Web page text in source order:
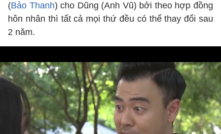
(Bảo Thanh) cho Dũng (Anh Vũ) bởi theo hợp đồng
hôn nhân thì tất cả mọi thứ đều có thể thay đổi sau
2 năm.